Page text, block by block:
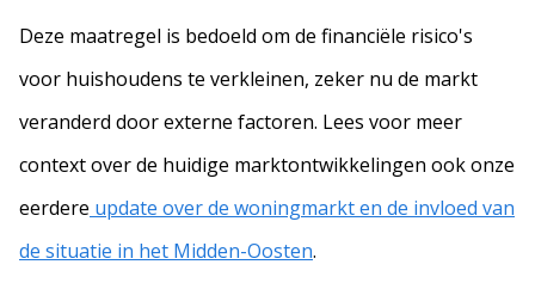
Deze maatregel is bedoeld om de financiële risico's
voor huishoudens te verkleinen, zeker nu de markt
veranderd door externe factoren. Lees voor meer
context over de huidige marktontwikkelingen ook onze
eerdere update over de woningmarkt en de invloed van
de situatie in het Midden-Oosten.